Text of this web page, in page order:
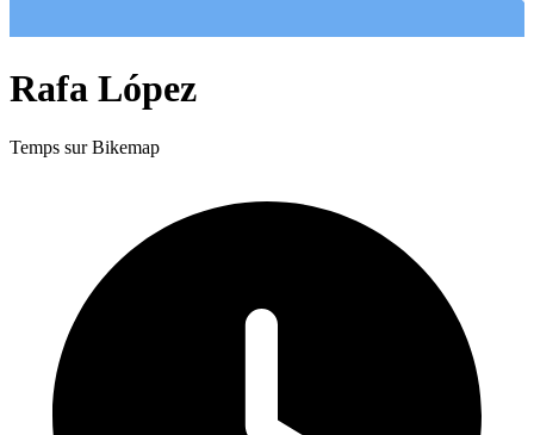
Rafa López
Temps sur Bikemap